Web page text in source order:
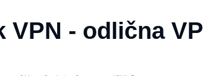
VPN - odlična